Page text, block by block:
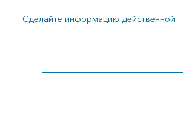
Сделайте информацию действенной